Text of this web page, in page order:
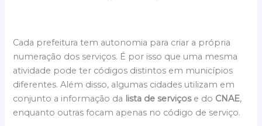
Cada prefeitura tem autonomia para criar a própria
numeração dos serviços. É por isso que uma mesma
atividade pode ter códigos distintos em municípios
diferentes. Além disso, algumas cidades utilizam em
conjunto a informação da lista de serviçose do CNAE,
enquanto outras focam apenas no código de serviço.